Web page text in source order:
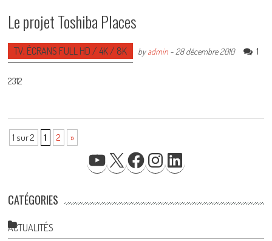
Le projet Toshiba Places
TV, ÉCRANS FULL HD / 4K / 8K byadmin - 28 décembre 2010 1
2312
1 sur 2 1 2 »
YOUTUBE
CATÉGORIES
ACTUALITÉS